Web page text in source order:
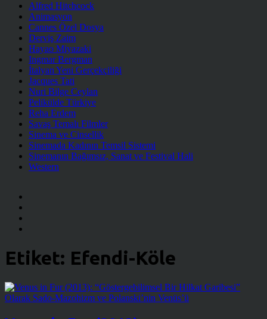
Alfred Hitchcock
Animasyon
Cannes Özel Dosya
Derviş Zaim
Hayao Miyazaki
Ingmar Bergman
İtalyan Yeni Gerçekçiliği
Jacques Tati
Nuri Bilge Ceylan
Pelikülde Türkiye
Reha Erdem
Savaş Temalı Filmler
Sinema ve Cinsellik
Sinemada Kadının Temsil Sistemi
Sinemanın Bağımsız, Sanat ve Festival Hali
Western
Etiket: Efendi-Köle